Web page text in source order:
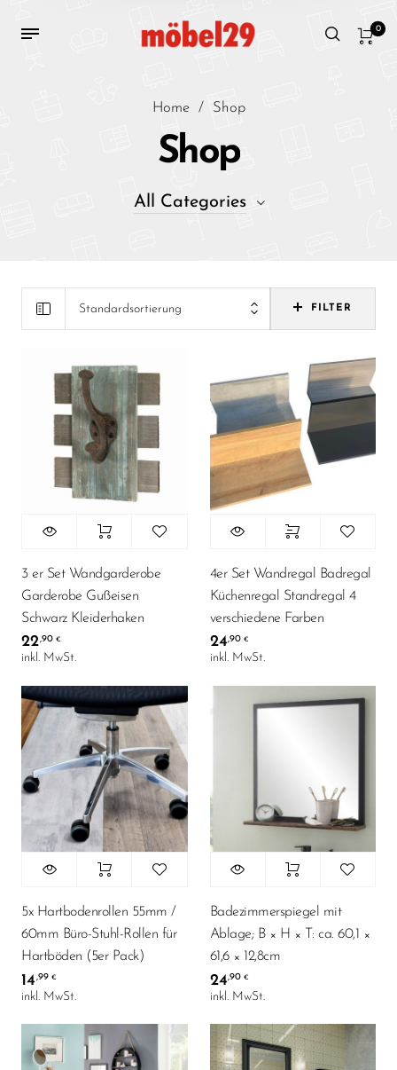
0
Home / Shop
Shop
All Categories
34
OFFICE/BÜRO 27
SCHLAFEN 78
TISCHE 189
Standardsortierung FILTER
3 er Set Wandgarderobe
Garderobe Gußeisen
Schwarz Kleiderhaken
22,90 €
inkl. MwSt.
4er Set Wandregal Badregal
Küchenregal Standregal 4
verschiedene Farben
24,90€
inkl. MwSt.
5x Hartbodenrollen 55mm /
60mm Büro-Stuhl-Rollen für
Hartböden (5er Pack)
14,99 €
inkl. MwSt.
Badezimmerspiegel mit
Ablage; B × H × T: ca. 60,1 ×
61,6 × 12,8cm
24,90€
inkl. MwSt.